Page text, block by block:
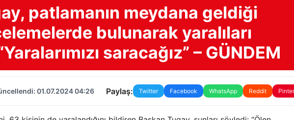
patlamanın meydana geldiği
bulunarak yaralıları
saracağız” – GÜNDEM
01.07.2024 04:26 Paylaş: Twitter Facebook WhatsApp Reddit